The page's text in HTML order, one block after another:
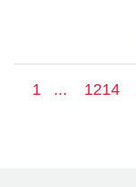
1 ... 1214